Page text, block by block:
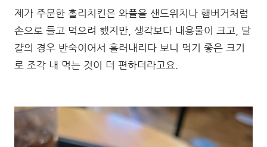
제가 주문한 홀리치킨은 와플을 샌드위치나 햄버거처럼
손으로 들고 먹으려 했지만, 생각보다 내용물이 크고, 달
걀의 경우 반숙이어서 흘러내리다 보니 먹기 좋은 크기
로 조각 내 먹는 것이 더 편하더라고요.